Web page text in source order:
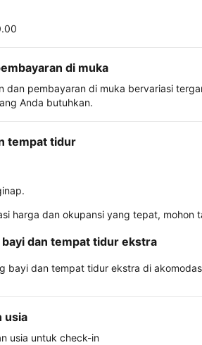
di muka
dan pembayaran di muka bervariasi
Anda butuhkan.
tempat tidur
harga dan okupansi yang tepat,
bayi dan tempat tidur ekstra
bayi dan tempat tidur ekstra di
usia
usia untuk check-in